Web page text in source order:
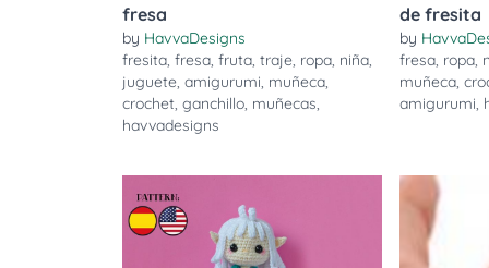
fresa
by HavvaDesigns
fresita, fresa, fruta, traje, ropa, niña,
juguete, amigurumi, muñeca,
crochet, ganchillo, muñecas,
havvadesigns
de fresita
by
fresa, ropa,
muñeca,
amigurumi,